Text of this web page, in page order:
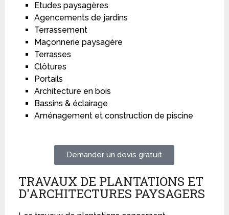
Etudes paysagères
Agencements de jardins
Terrassement
Maçonnerie paysagère
Terrasses
Clôtures
Portails
Architecture en bois
Bassins & éclairage
Aménagement et construction de piscine
Demander un devis gratuit
TRAVAUX DE PLANTATIONS ET
D'ARCHITECTURES PAYSAGERS